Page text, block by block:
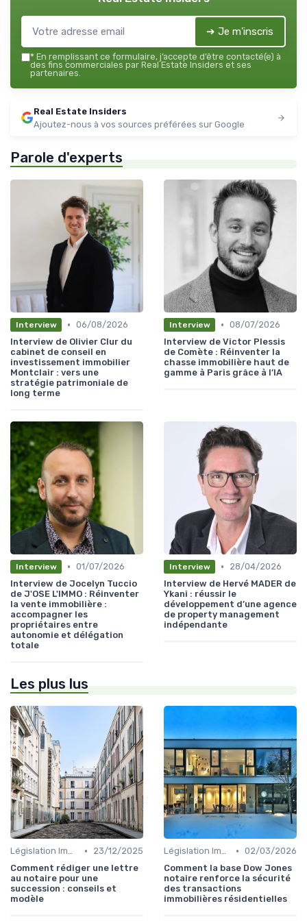
➔ Je m'inscris
* En remplissant ce formulaire, j’accepte d’être contacté(e) à
des fins commerciales par Real Estate Insiders et ses
partenaires.
Real Estate Insiders
Ajoutez-nous à vos sources préférées sur Google
Parole d'experts
Interview • 06/08/2026
Interview de Olivier Clur du
cabinet de conseil en
investissement immobilier
Montclair : vers une
stratégie patrimoniale de
long terme
Interview • 08/07/2026
Interview de Victor Plessis
de Comète : Réinventer la
chasse immobilière haut de
gamme à Paris grâce à l’IA
Interview • 01/07/2026
Interview de Jocelyn Tuccio
de J'OSE L'IMMO : Réinventer
la vente immobilière :
accompagner les
propriétaires entre
autonomie et délégation
totale
Interview •
28/04/2026
Interview de Hervé MADER de
Ykani : réussir le
développement d’une agence
de property management
indépendante
Les plus lus
Législation Immobilière •
23/12/2025
Comment rédiger une lettre
au notaire pour une
succession : conseils et
modèle
Législation Immobilière • 02/03/2026
Comment la base Dow Jones
notaire renforce la sécurité
des transactions
immobilières résidentielles